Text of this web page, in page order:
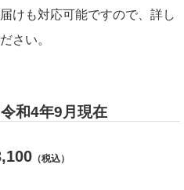
けも対応可能ですので、詳し
さい。
和4年9月現在
（税込）